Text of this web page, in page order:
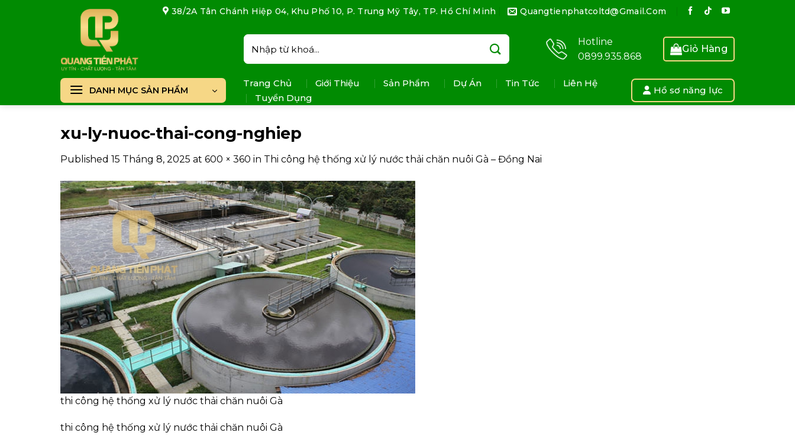
38/2A Tân Chánh Hiệp 04, Khu Phố 10, P. Trung Mỹ Tây, TP. Hồ Chí Minh Quangtienphatcoltd@gmail.com
Tìm
kiếm:
Hotline
0899.935.868
Giỏ Hàng
DANH MỤC SẢN PHẨM
Trang Chủ Giới Thiệu Sản Phẩm Dự Án Tin Tức
Liên Hệ
Tuyển Dụng
Hồ sơ năng lực
xu-ly-nuoc-thai-cong-nghiep
Published 15 Tháng 8, 2025 at 600 × 360 in Thi công hệ thống xử lý nước thải chăn nuôi Gà – Đồng Nai
thi công hệ thống xử lý nước thải chăn nuôi Gà
thi công hệ thống xử lý nước thải chăn nuôi Gà